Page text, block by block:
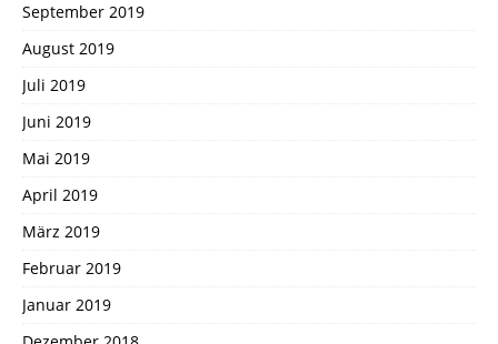
September 2019
August 2019
Juli 2019
Juni 2019
Mai 2019
April 2019
März 2019
Februar 2019
Januar 2019